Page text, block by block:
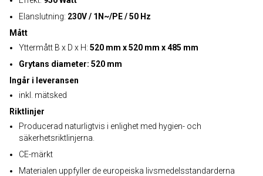
Elanslutning: 230V / 1N~/PE / 50 Hz
Mått
Yttermått B x D x H: 520 mm x 520 mm x 485 mm
Grytans diameter: 520 mm
Ingår i leveransen
inkl. mätsked
Riktlinjer
Producerad naturligtvis i enlighet med hygien- och
säkerhetsriktlinjerna.
CE-märkt
Materialen uppfyller de europeiska livsmedelsstandarderna